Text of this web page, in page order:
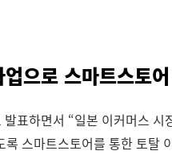
으로 스마트스토
표하면서 “일본 이커머스
스마트스토어를 통한 토